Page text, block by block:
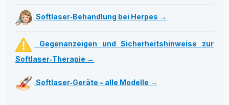
Softlaser‑Behandlung bei Herpes →
Gegenanzeigen und Sicherheitshinweise zur
Softlaser‑Therapie →
Softlaser‑Geräte – alle Modelle →